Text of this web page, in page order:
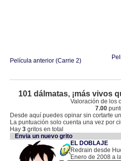
Película anterior (Carrie 2)
101 dálmatas, ¡más vivos
Valoración de los
7.00
Desde aquí puedes opinar sin cortarte
La puntuación solo cuenta una vez por
Hay 3 gritos en total
Envia un nuevo grito
EL DOBLAJE
Redrain desde
Enero de 2008 a